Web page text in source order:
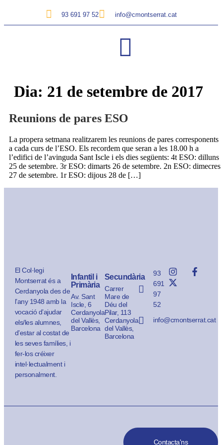
93 691 97 52 info@cmontserrat.cat
Dia: 21 de setembre de 2017
Reunions de pares ESO
La propera setmana realitzarem les reunions de pares corresponents
a cada curs de l’ESO. Els recordem que seran a les 18.00 h a
l’edifici de l’avinguda Sant Iscle i els dies següents: 4t ESO: dilluns
25 de setembre. 3r ESO: dimarts 26 de setembre. 2n ESO: dimecres
27 de setembre. 1r ESO: dijous 28 de […]
El Col·legi
Montserrat és a
Cerdanyola des de
l’any 1948 amb la
vocació d’ajudar
els/les alumnes,
d’estar al costat de
les seves famílies, i
fer-los créixer
intel·lectualment i
personalment.
Infantil i
Primària
Av. Sant
Iscle, 6
Cerdanyola
del Vallès,
Barcelona
Secundària
Carrer
Mare de
Déu del
Pilar, 113
Cerdanyola
del Vallès,
Barcelona
93
691
97
52
info@cmontserrat.cat
Contacta'ns